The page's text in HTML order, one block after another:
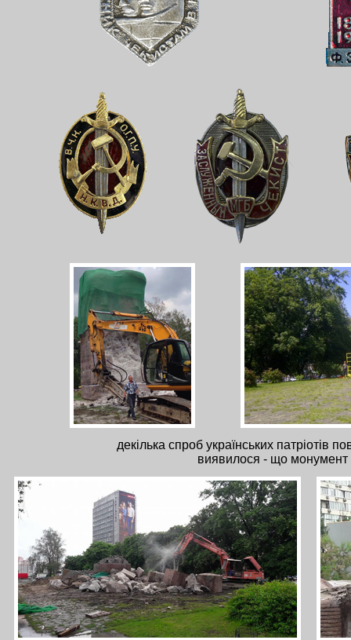
декілька спроб українських патріотів
виявилося - що монумент